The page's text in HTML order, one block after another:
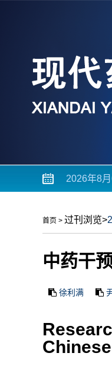
2026年8
首页 > 过刊浏览>
中药干
徐利满